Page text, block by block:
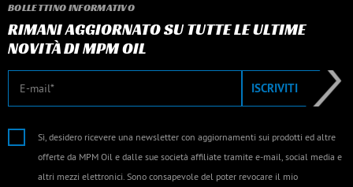
BOLLETTINO INFORMATIVO
RIMANI AGGIORNATO SU TUTTE LE ULTIME
NOVITÀ DI MPM OIL
E-mail ISCRIVITI
Sì, desidero ricevere una newsletter con aggiornamenti sui prodotti ed altre
offerte da MPM Oil e dalle sue società affiliate tramite e-mail, social media e
altri mezzi elettronici. Sono consapevole del poter revocare il mio